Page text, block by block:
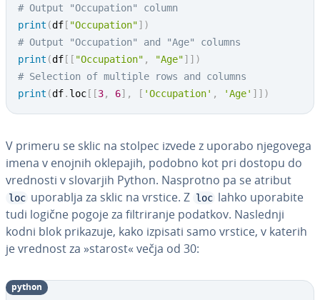
# Output "Occupation" column
print (df [ "Occupation"] )
# Output "Occupation" and "Age" columns
print (df [ [ "Occupation" , "Age"] ] )
# Selection of multiple rows and columns
print (df. loc [ [3, 6] , [ 'Occupation' , 'Age' ] ] )
V primeru se sklic na stolpec izvede z uporabo njegovega
imena v enojnih oklepajih, podobno kot pri dostopu do
vrednosti v slovarjih Python. Nasprotno pa se atribut
loc uporablja za sklic na vrstice. Z loc lahko uporabite
tudi logične pogoje za fil­tri­ra­nje podatkov. Naslednji
kodni blok prikazuje, kako izpisati samo vrstice, v katerih
je vrednost za »starost« večja od 30:
python